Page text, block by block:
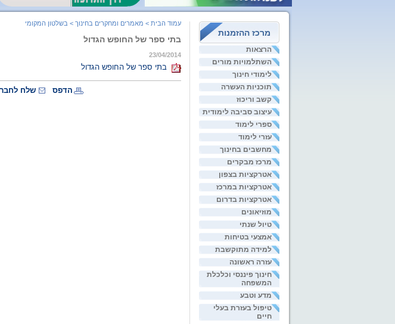
מרכז ההזמנות
הרצאות
השתלמויות מורים
לימודי חינוך
תוכניות העשרה
קשב וריכוז
עיצוב סביבה לימודית
ספרי לימוד
עזרי לימוד
מחשבים בחינוך
מרכז מבקרים
אטרקציות בצפון
אטרקציות במרכז
אטרקציות בדרום
מוזיאונים
טיול שנתי
אמצעי בטיחות
למידה מתוקשבת
עזרה ראשונה
חינוך פיננסי וכלכלת
המשפחה
מדע וטבע
טיפול בעזרת בעלי
חיים
עמוד הבית > מאמרים ומחקרים בחינוך > בשלטון המקומי
בתי ספר של החופש הגדול
23/04/2014
בתי ספר של החופש הגדול
הדפס שלח לחבר